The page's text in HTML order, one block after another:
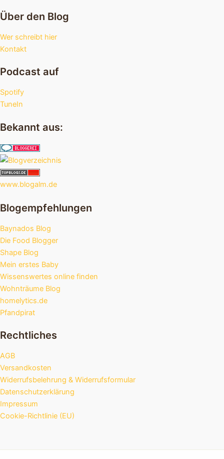
Über den Blog
Wer schreibt hier
Kontakt
Podcast auf
Spotify
TuneIn
Bekannt aus:
www.blogalm.de
Blogempfehlungen
Baynados Blog
Die Food Blogger
Shape Blog
Mein erstes Baby
Wissenswertes online finden
Wohnträume Blog
homelytics.de
Pfandpirat
Rechtliches
AGB
Versandkosten
Widerrufsbelehrung & Widerrufsformular
Datenschutzerklärung
Impressum
Cookie-Richtlinie (EU)